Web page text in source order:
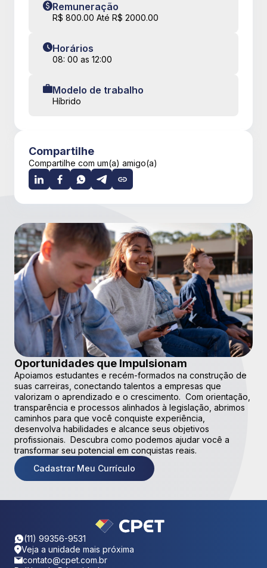
Remuneração
R$ 800.00 Até R$ 2000.00
Horários
08: 00 as 12:00
Modelo de trabalho
Híbrido
Compartilhe
Compartilhe com um(a) amigo(a)
Oportunidades que Impulsionam
Apoiamos estudantes e recém-formados na construção de
suas carreiras, conectando talentos a empresas que
valorizam o aprendizado e o crescimento. Com orientação,
transparência e processos alinhados à legislação, abrimos
caminhos para que você conquiste experiência,
desenvolva habilidades e alcance seus objetivos
profissionais. Descubra como podemos ajudar você a
transformar seu potencial em conquistas reais.
Cadastrar Meu Currículo
(11) 99356-9531
Veja a unidade mais próxima
contato@cpet.com.br